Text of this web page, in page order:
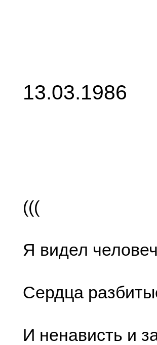
13.03.1986
(((
Я видел
Сердца
И ненависть и